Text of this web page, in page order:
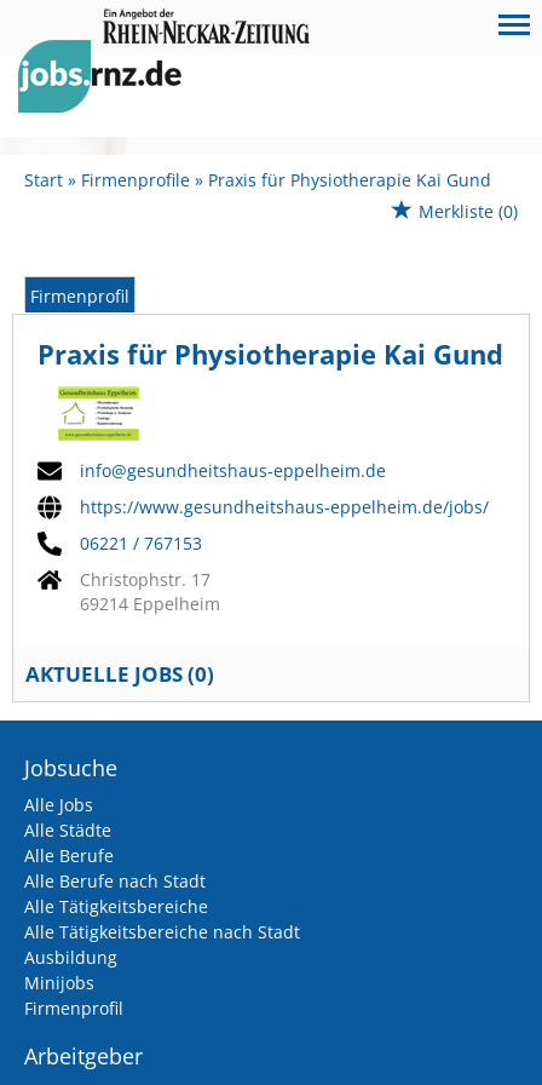
Start Firmenprofile
Praxis für Physiotherapie Kai Gund
Merkliste (0)
Firmenprofil
Praxis für Physiotherapie Kai Gund
info@gesundheitshaus-eppelheim.de
https://www.gesundheitshaus-eppelheim.de/jobs/
06221 / 767153
Christophstr. 17
69214 Eppelheim
AKTUELLE JOBS (0)
Jobsuche
Alle Jobs
Alle Städte
Alle Berufe
Alle Berufe nach Stadt
Alle Tätigkeitsbereiche
Alle Tätigkeitsbereiche nach Stadt
Ausbildung
Minijobs
Firmenprofil
Arbeitgeber